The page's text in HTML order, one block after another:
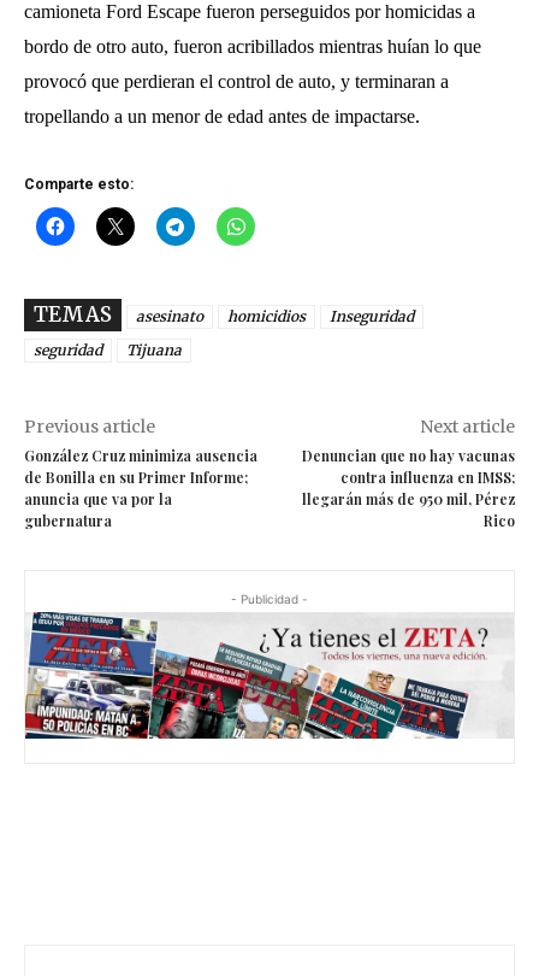
camioneta Ford Escape fueron perseguidos por homicidas a
bordo de otro auto, fueron acribillados mientras huían lo que
provocó que perdieran el control de auto, y terminaran a
tropellando a un menor de edad antes de impactarse.
Comparte esto:
TEMAS asesinato homicidios
Inseguridad
seguridad
Tijuana
Previous article
González Cruz minimiza ausencia
de Bonilla en su Primer Informe;
anuncia que va por la
gubernatura
Next article
Denuncian que no hay vacunas
contra influenza en IMSS;
llegarán más de 950 mil, Pérez
Rico
- Publicidad -